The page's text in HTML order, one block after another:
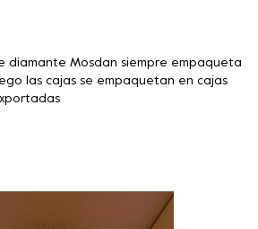
diamante Mosdan siempre empaqueta
las cajas se empaquetan en cajas